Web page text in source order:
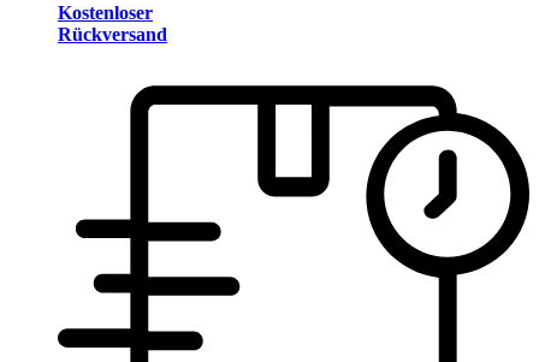
Kostenloser
Rückversand